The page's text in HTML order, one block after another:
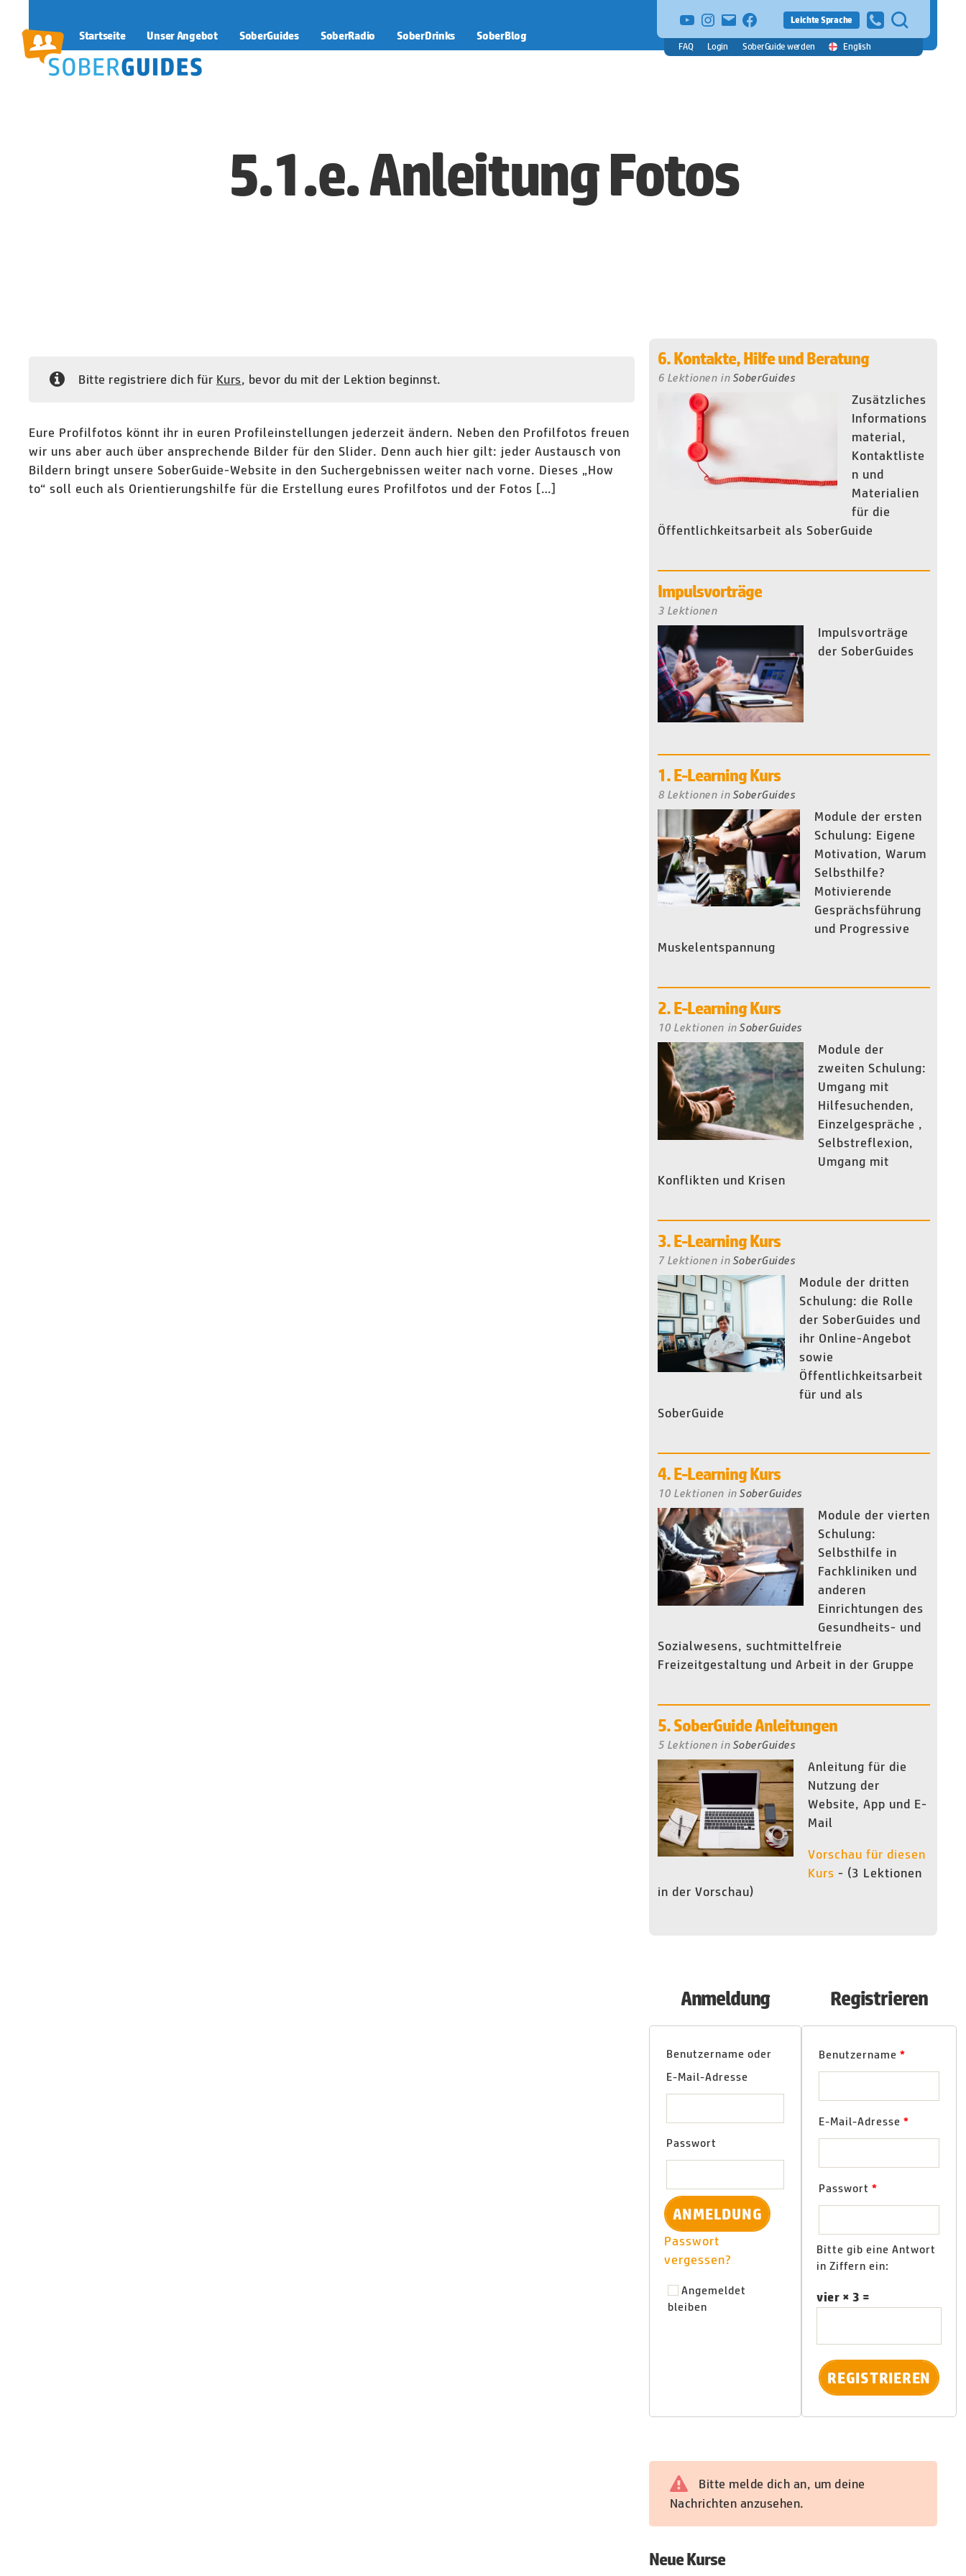
Startseite Unser Angebot SoberGuides SoberRadio SoberDrinks SoberBlog
YouTubeInstagram
E-
Mail
facebook Leichte Sprache
FAQ Login SoberGuide werden English
5.1.e. Anleitung Fotos
Bitte registriere dich für Kurs, bevor du mit der Lektion beginnst.
Eure Profilfotos könnt ihr in euren Profileinstellungen jederzeit ändern. Neben den Profilfotos freuen
wir uns aber auch über ansprechende Bilder für den Slider. Denn auch hier gilt: jeder Austausch von
Bildern bringt unsere SoberGuide-Website in den Suchergebnissen weiter nach vorne. Dieses „How
to“ soll euch als Orientierungshilfe für die Erstellung eures Profilfotos und der Fotos […]
6. Kontakte, Hilfe und Beratung
6 Lektionen in SoberGuides
Zusätzliches
Informations
material,
Kontaktliste
n und
Materialien
für die
Öffentlichkeitsarbeit als SoberGuide
Impulsvorträge
3 Lektionen
Impulsvorträge
der SoberGuides
1. E-Learning Kurs
8 Lektionen in SoberGuides
Module der ersten
Schulung: Eigene
Motivation, Warum
Selbsthilfe?
Motivierende
Gesprächsführung
und Progressive
Muskelentspannung
2. E-Learning Kurs
10 Lektionen in SoberGuides
Module der
zweiten Schulung:
Umgang mit
Hilfesuchenden,
Einzelgespräche ,
Selbstreflexion,
Umgang mit
Konflikten und Krisen
3. E-Learning Kurs
7 Lektionen in SoberGuides
Module der dritten
Schulung: die Rolle
der SoberGuides und
ihr Online-Angebot
sowie
Öffentlichkeitsarbeit
für und als
SoberGuide
4. E-Learning Kurs
10 Lektionen in SoberGuides
Module der vierten
Schulung:
Selbsthilfe in
Fachkliniken und
anderen
Einrichtungen des
Gesundheits- und
Sozialwesens, suchtmittelfreie
Freizeitgestaltung und Arbeit in der Gruppe
5. SoberGuide Anleitungen
5 Lektionen in SoberGuides
Anleitung für die
Nutzung der
Website, App und E-
Mail
Vorschau für diesen
Kurs - (3 Lektionen
in der Vorschau)
Anmeldung
Benutzername oder
E-Mail-Adresse
Passwort
Passwort
vergessen?
Angemeldet
bleiben
Registrieren
Benutzername*
E-Mail-Adresse*
Passwort*
Bitte gib eine Antwort
in Ziffern ein:
vier × 3 =
Bitte melde dich an, um deine
Nachrichten anzusehen.
Neue Kurse